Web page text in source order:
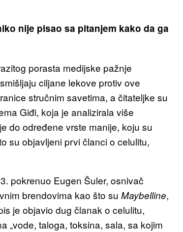
nije pisao sa pitanjem kako da ga
porasta medijske pažnje
ciljane lekove protiv ove
stručnim savetima, a čitateljke su
Giđi, koja je analizirala više
do određene vrste manije, koju su
su objavljeni prvi članci o celulitu,
pokrenuo Eugen Šuler, osnivač
brendovima kao što su Maybelline,
je objavio dug članak o celulitu,
„vode, taloga, toksina, sala, sa kojim